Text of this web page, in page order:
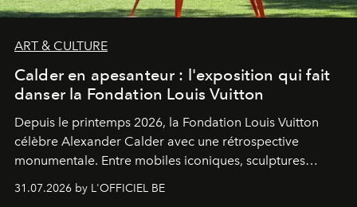
ART & CULTURE
Calder en apesanteur : l'exposition qui fait
danser la Fondation Louis Vuitton
Depuis le printemps 2026, la Fondation Louis Vuitton
célèbre Alexander Calder avec une rétrospective
monumentale. Entre mobiles iconiques, sculptures
monumentales et poésie du mouvement, l'artiste
américain investit les espaces imaginés par Frank Gehry
31.07.2026 by L'OFFICIEL BE